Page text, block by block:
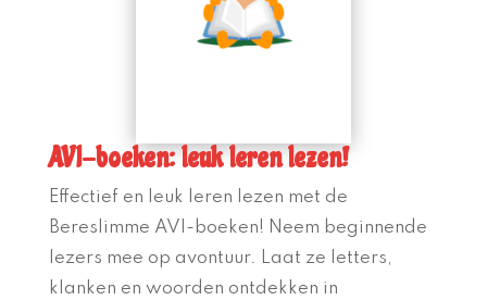
AVI-boeken: leuk leren lezen!
Effectief en leuk leren lezen met de
Bereslimme AVI-boeken! Neem beginnende
lezers mee op avontuur. Laat ze letters,
klanken en woorden ontdekken in